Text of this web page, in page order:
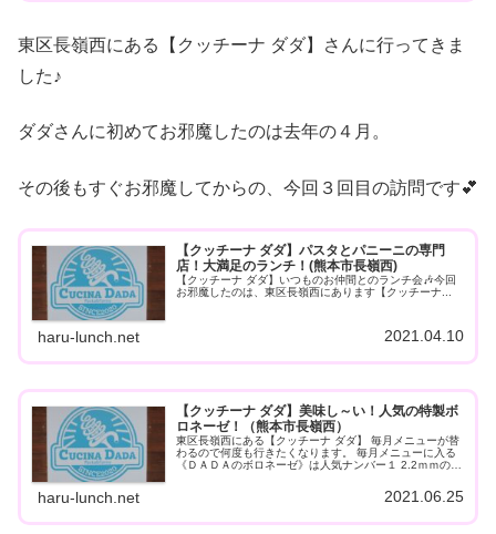
東区長嶺西にある【クッチーナ ダダ】さんに行ってきま
した♪
ダダさんに初めてお邪魔したのは去年の４月。
その後もすぐお邪魔してからの、今回３回目の訪問です💕
【クッチーナ ダダ】パスタとパニーニの専門
店！大満足のランチ！(熊本市長嶺西)
【クッチーナ ダダ】いつものお仲間とのランチ会🎶今回
お邪魔したのは、東区長嶺西にあります【クッチーナ...
haru-lunch.net 2021.04.10
【クッチーナ ダダ】美味し～い！人気の特製ボ
ロネーゼ！（熊本市長嶺西）
東区長嶺西にある【クッチーナ ダダ】 毎月メニューが替
わるので何度も行きたくなります。 毎月メニューに入る
《ＤＡＤＡのボロネーゼ》は人気ナンバー１ 2.2ｍｍの太
ロ牛すじ100％のボロネーゼ。 食べ応えもバツグンで
haru-lunch.net 2021.06.25